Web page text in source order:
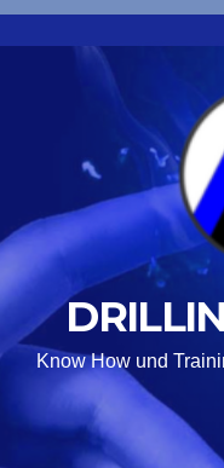
Know How und